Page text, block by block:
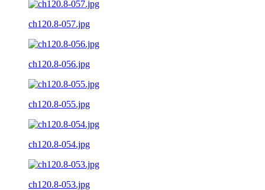
ch120.8-057.jpg
ch120.8-056.jpg
ch120.8-055.jpg
ch120.8-054.jpg
ch120.8-053.jpg